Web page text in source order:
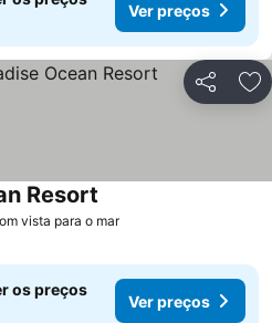
Ver preços
Partilhar
vista para o mar
Resort
os preços
Ver preços